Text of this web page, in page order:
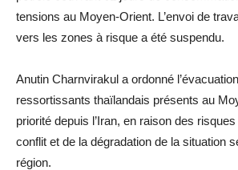
tensions au Moyen-Orient. L’envoi de
vers les zones à risque a été suspendu.
Anutin Charnvirakul a ordonné
ressortissants thaïlandais présents au
priorité depuis l’Iran, en raison des risques
conflit et de la dégradation de la situation
région.